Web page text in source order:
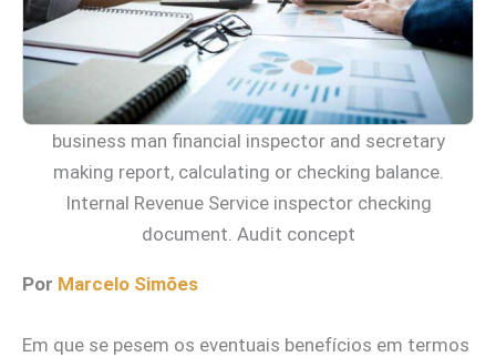
business man financial inspector and secretary
making report, calculating or checking balance.
Internal Revenue Service inspector checking
document. Audit concept
Por Marcelo Simões
Em que se pesem os eventuais benefícios em termos